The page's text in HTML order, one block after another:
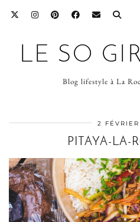
LE SO
Blog lifestyle à La
2
PITAYA-LA-